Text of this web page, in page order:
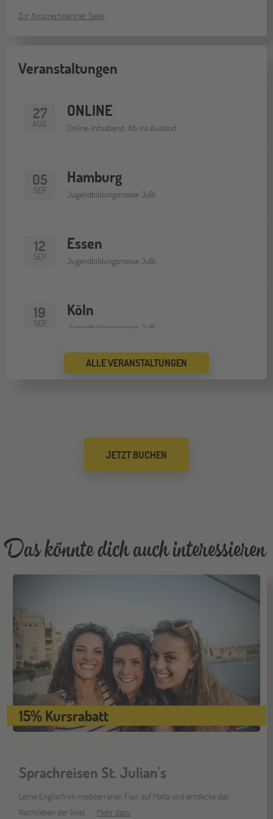
Zur Ansprechpartner Seite
Veranstaltungen
27
AUG
ONLINE
Online-Infoabend: Ab ins Ausland
05
SEP
Hamburg
Jugendbildungsmesse JuBi
12
SEP
Essen
Jugendbildungsmesse JuBi
19
SEP
Köln
Jugendbildungsmesse JuBi
Bremen
Düsseldorf
Jugendbildungsmesse JuBi
29 ONLINE
10 Gräfelfing
Jugendbildungsmesse JuBi
17
OKT
Stuttgart
Jugendbildungsmesse JuBi
07 Bochum
Jugendbildungsmesse JuBi
ALLE VERANSTALTUNGEN
JETZT BUCHEN
Das könnte dich auch interessieren
15% Kursrabatt
Sprachreisen St. Julian's
Lerne Englisch im mediterranen Flair auf Malta und entdecke das
Nachtleben der Insel.
Mehr dazu